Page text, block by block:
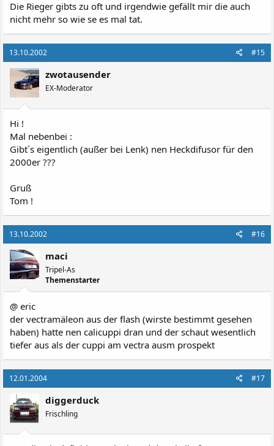
Die Rieger gibts zu oft und irgendwie gefällt mir die auch
nicht mehr so wie se es mal tat.
13.10.2002 #15
zwotausender
EX-Moderator
Hi !
Mal nebenbei :
Gibt´s eigentlich (außer bei Lenk) nen Heckdifusor für den
2000er ???
Gruß
Tom !
13.10.2002 #16
maci
Tripel-As
Themenstarter
@ eric
der vectramäleon aus der flash (wirste bestimmt gesehen
haben) hatte nen calicuppi dran und der schaut wesentlich
tiefer aus als der cuppi am vectra ausm prospekt
12.01.2004 #17
diggerduck
Frischling